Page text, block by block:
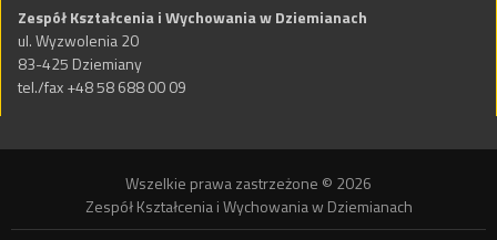
Zespół Kształcenia i Wychowania w Dziemianach
ul. Wyzwolenia 20
83-425 Dziemiany
tel./fax +48 58 688 00 09
Wszelkie prawa zastrzeżone © 2026
Zespół Kształcenia i Wychowania w Dziemianach